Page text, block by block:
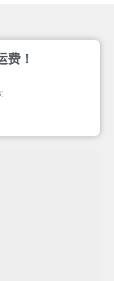
费！